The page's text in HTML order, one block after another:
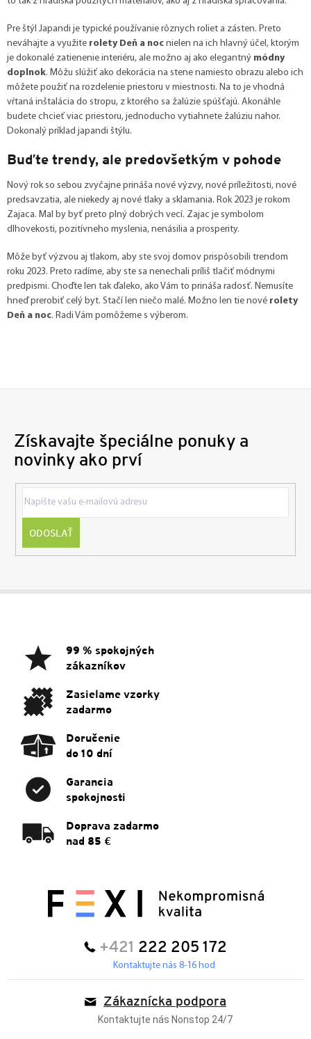
Pre štýl Japandi je typické používanie rôznych roliet a zásten. Preto
neváhajte a využite rolety Deň a noc nielen na ich hlavný účel, ktorým
je dokonalé zatienenie interiéru, ale možno aj ako elegantný módny
doplnok. Môžu slúžiť ako dekorácia na stene namiesto obrazu alebo ich
môžete použiť na rozdelenie priestoru v miestnosti. Na to je vhodná
vŕtaná inštalácia do stropu, z ktorého sa žalúzie spúšťajú. Akonáhle
budete chcieť viac priestoru, jednoducho vytiahnete žalúziu nahor.
Dokonalý príklad japandi štýlu.
Buďte trendy, ale predovšetkým v pohode
Nový rok so sebou zvyčajne prináša nové výzvy, nové príležitosti, nové
predsavzatia, ale niekedy aj nové tlaky a sklamania. Rok 2023 je rokom
Zajaca. Mal by byť preto plný dobrých vecí. Zajac je symbolom
dlhovekosti, pozitívneho myslenia, nenásilia a prosperity.
Môže byť výzvou aj tlakom, aby ste svoj domov prispôsobili trendom
roku 2023. Preto radíme, aby ste sa nenechali príliš tlačiť módnymi
predpismi. Choďte len tak ďaleko, ako Vám to prináša radosť. Nemusíte
hneď prerobiť celý byt. Stačí len niečo malé. Možno len tie nové rolety
Deň a noc. Radi Vám pomôžeme s výberom.
Získavajte špeciálne ponuky a
novinky ako prví
ODOSLAŤ
99 % spokojných
zákazníkov
Zasielame vzorky
zadarmo
Doručenie
do 10 dní
Garancia
spokojnosti
Doprava zadarmo
nad 85 €
+421 222 205 172
Kontaktujte nás 8-16 hod
Zákaznícka podpora
Kontaktujte nás Nonstop 24/7